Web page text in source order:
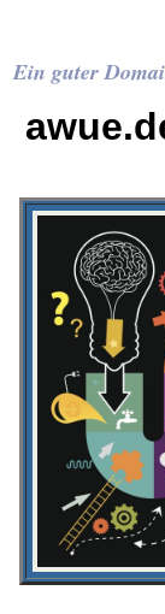
Ein guter